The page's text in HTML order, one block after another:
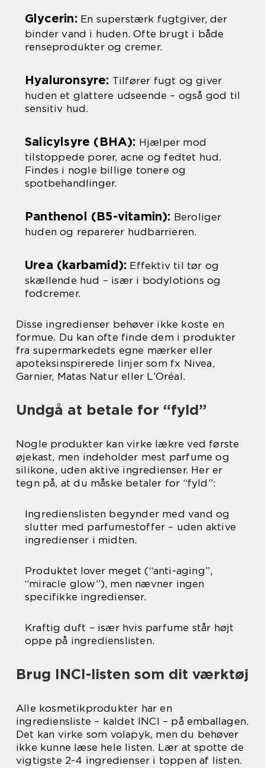
Glycerin: En superstærk fugtgiver, der
binder vand i huden. Ofte brugt i både
renseprodukter og cremer.
Hyaluronsyre: Tilfører fugt og giver
huden et glattere udseende – også god til
sensitiv hud.
Salicylsyre (BHA): Hjælper mod
tilstoppede porer, acne og fedtet hud.
Findes i nogle billige tonere og
spotbehandlinger.
Panthenol (B5-vitamin): Beroliger
huden og reparerer hudbarrieren.
Urea (karbamid): Effektiv til tør og
skællende hud – især i bodylotions og
fodcremer.
Disse ingredienser behøver ikke koste en
formue. Du kan ofte finde dem i produkter
fra supermarkedets egne mærker eller
apoteksinspirerede linjer som fx Nivea,
Garnier, Matas Natur eller L’Oréal.
Undgå at betale for “fyld”
Nogle produkter kan virke lækre ved første
øjekast, men indeholder mest parfume og
silikone, uden aktive ingredienser. Her er
tegn på, at du måske betaler for “fyld”:
Ingredienslisten begynder med vand og
slutter med parfumestoffer – uden aktive
ingredienser i midten.
Produktet lover meget (“anti-aging”,
“miracle glow”), men nævner ingen
specifikke ingredienser.
Kraftig duft – især hvis parfume står højt
oppe på ingredienslisten.
Brug INCI-listen som dit værktøj
Alle kosmetikprodukter har en
ingrediensliste – kaldet INCI – på emballagen.
Det kan virke som volapyk, men du behøver
ikke kunne læse hele listen. Lær at spotte de
vigtigste 2-4 ingredienser i toppen af listen.